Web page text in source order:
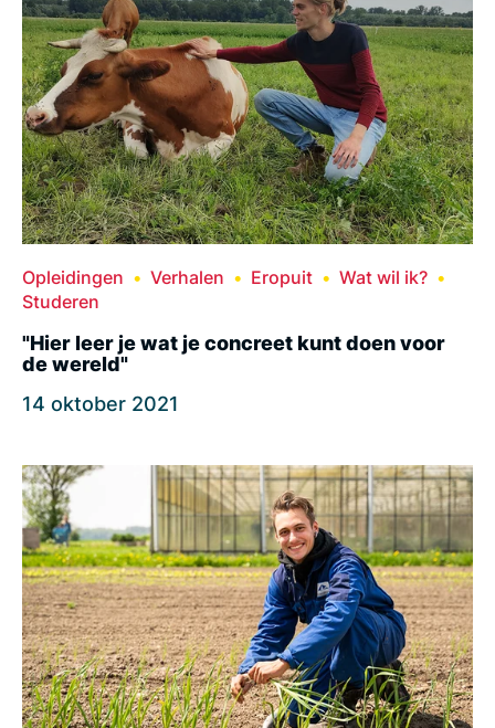
Opleidingen Verhalen Eropuit
Wat wil ik?
Studeren
"Hier leer je wat je concreet kunt doen voor
de wereld"
14 oktober 2021